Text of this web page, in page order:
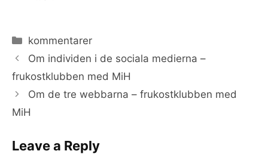
Categories
kommentarer
Om individen i de sociala medierna –
frukostklubben med MiH
Om de tre webbarna – frukostklubben med
MiH
Leave a Reply